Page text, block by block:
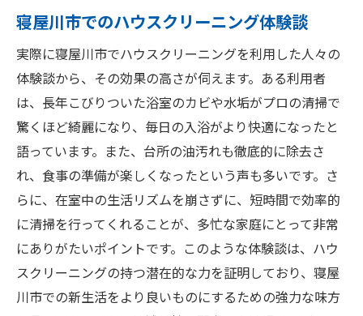
寝屋川市でのハウスクリーニング体験談
実際に寝屋川市でハウスクリーニングを利用した人々の
体験談から、その効果の高さが伺えます。ある利用者
は、長年こびりついた浴室のカビや水垢がプロの清掃で
驚くほど綺麗になり、毎日の入浴がより快適になったと
語っています。また、台所の油汚れも徹底的に除去さ
れ、食事の準備が楽しくなったという声も多いです。さ
らに、在室中の生活リズムを崩さずに、短時間で効率的
に清掃を行ってくれることが、多忙な家庭にとって非常
にありがたいポイントです。このような体験談は、ハウ
スクリーニングの持つ潜在的な力を証明しており、寝屋
川市での新生活をより良いものにするための強力な味方